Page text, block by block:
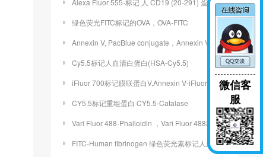
Alexa Fluor 555-标记 人 CD19 (20-291) 蛋白
绿色荧光FITC标记的OVA，OVA-FITC
Annexin V, PacBlue conjugate，Annexin V,PacBlue缀合物
Cy5.5标记人血清白蛋白(HSA-Cy5.5)
iFluor 700标记膜联蛋白V,Annexin V-iFluor 700 conjugate
CY5.5标记重组蛋白 CY5.5-Catalase
Vari Fluor 488-Phalloidin ，Vari Fluor 488标记鬼笔环肽
FITC-Human fibrinogen 绿色荧光素标记人血纤维蛋白原
微信客
服